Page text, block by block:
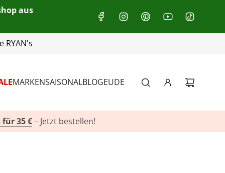
aus
116 719 10
MARKENSAISONALBLOGEUDE
für 35 €– Jetzt bestellen!